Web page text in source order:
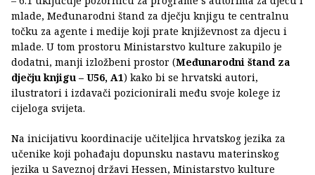
mlade, Međunarodni štand za dječju knjigu te centralnu
točku za agente i medije koji prate književnost za djecu i
mlade. U tom prostoru Ministarstvo kulture zakupilo je
dodatni, manji izložbeni prostor (Međunarodni štand za
dječju knjigu – U56, A1) kako bi se hrvatski autori,
ilustratori i izdavači pozicionirali među svoje kolege iz
cijeloga svijeta.
Na inicijativu koordinacije učiteljica hrvatskog jezika za
učenike koji pohađaju dopunsku nastavu materinskog
jezika u Saveznoj državi Hessen, Ministarstvo kulture